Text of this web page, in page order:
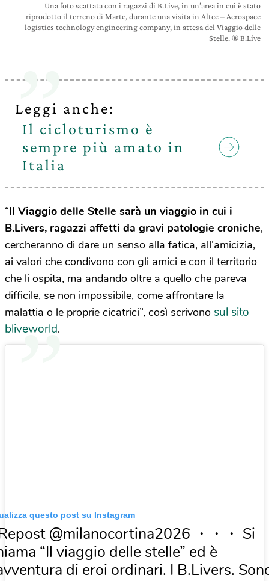
Una foto scattata con i ragazzi di B.Live, in un’area in cui è stato
riprodotto il terreno di Marte, durante una visita in Altec – Aerospace
logistics technology engineering company, in attesa del Viaggio delle
Stelle. ® B.Live
Leggi anche:
Il cicloturismo è
sempre più amato in
Italia
“Il Viaggio delle Stelle sarà un viaggio in cui i
B.Livers, ragazzi affetti da gravi patologie croniche,
cercheranno di dare un senso alla fatica, all’amicizia,
ai valori che condivono con gli amici e con il territorio
che li ospita, ma andando oltre a quello che pareva
difficile, se non impossibile, come affrontare la
malattia o le proprie cicatrici”, così scrivono sul sito
bliveworld.
questo post su Instagram
@milanocortina2026 ・・・ Si
“Il viaggio delle stelle” ed è
di eroi ordinari. I B.Livers.